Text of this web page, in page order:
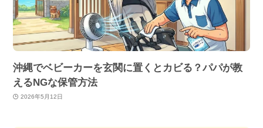
沖縄でベビーカーを玄関に置くとカビる？パパが教
えるNGな保管方法
2026年5月12日